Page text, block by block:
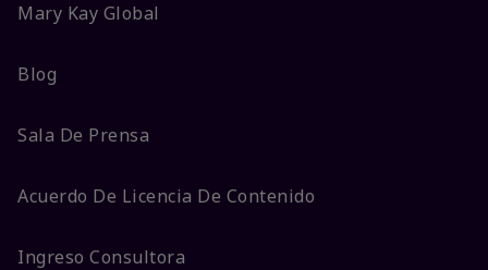
Mary Kay Global
Blog
Sala De Prensa
Acuerdo De Licencia De Contenido
Ingreso Consultora